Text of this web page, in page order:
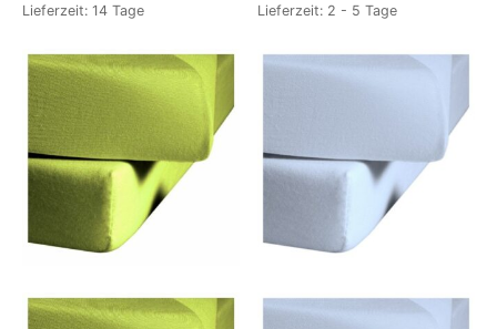
Lieferzeit: 14 Tage Lieferzeit: 2 - 5 Tage